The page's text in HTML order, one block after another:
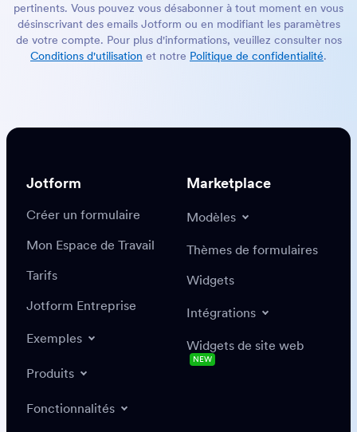
pertinents. Vous pouvez vous désabonner à tout moment en vous
désinscrivant des emails Jotform ou en modifiant les paramètres
de votre compte. Pour plus d'informations, veuillez consulter nos
Conditions d'utilisation et notre Politique de confidentialité.
Jotform
Créer un formulaire
Mon Espace de Travail
Tarifs
Jotform Entreprise
Exemples
Produits
Fonctionnalités
Marketplace
Modèles
Thèmes de formulaires
Widgets
Intégrations
Widgets de site web
NEW